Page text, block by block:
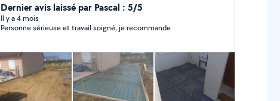
Dernier avis laissé par Pascal : 5/5
Il y a 4 mois
Personne sérieuse et travail soigné, je recommande